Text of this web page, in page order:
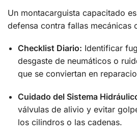
Un montacarguista capacitado
defensa contra fallas mecánicas
Checklist Diario: Identificar
desgaste de neumáticos o
que se conviertan en
Cuidado del Sistema
válvulas de alivio y evitar
los cilindros o las cadenas.